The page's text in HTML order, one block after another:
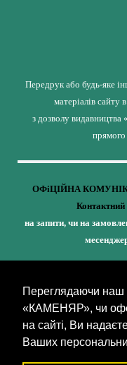
Переглядаючи наш
«КАМЕНЯР», чи
на сайті, Ви
Ваших
Передрук або будь-яке
матеріалів сайту
з дозволу
прямого
ОФіЦІЙНА
на запити, чи на
Кожне наше
у збереження